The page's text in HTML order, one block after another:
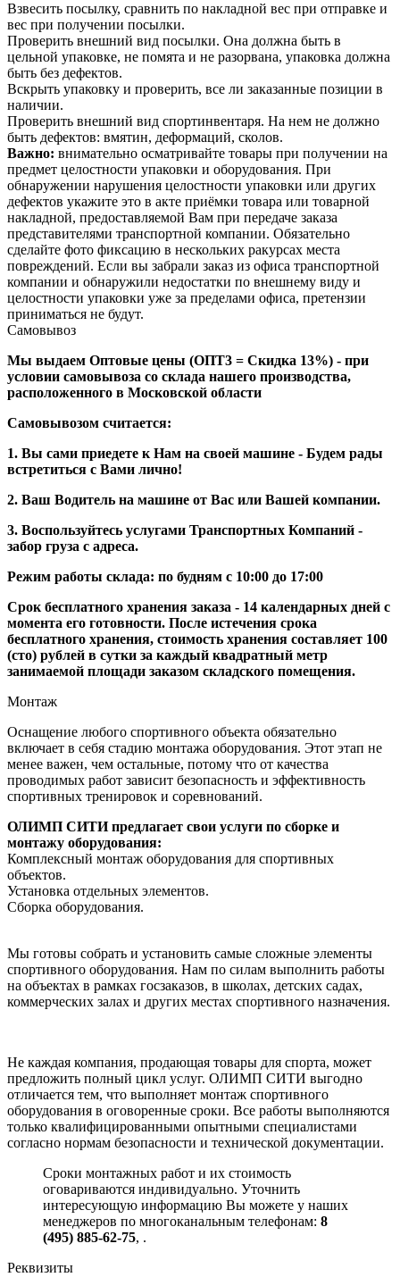
Взвесить посылку, сравнить по накладной вес при отправке и
вес при получении посылки.
Проверить внешний вид посылки. Она должна быть в
цельной упаковке, не помята и не разорвана, упаковка должна
быть без дефектов.
Вскрыть упаковку и проверить, все ли заказанные позиции в
наличии.
Проверить внешний вид спортинвентаря. На нем не должно
быть дефектов: вмятин, деформаций, сколов.
Важно: внимательно осматривайте товары при получении на
предмет целостности упаковки и оборудования. При
обнаружении нарушения целостности упаковки или других
дефектов укажите это в акте приёмки товара или товарной
накладной, предоставляемой Вам при передаче заказа
представителями транспортной компании. Обязательно
сделайте фото фиксацию в нескольких ракурсах места
повреждений. Если вы забрали заказ из офиса транспортной
компании и обнаружили недостатки по внешнему виду и
целостности упаковки уже за пределами офиса, претензии
приниматься не будут.
Самовывоз
Мы выдаем Оптовые цены (ОПТ3 = Скидка 13%) - при
условии самовывоза со склада нашего производства,
расположенного в Московской области
Самовывозом считается:
1. Вы сами приедете к Нам на своей машине - Будем рады
встретиться с Вами лично!
2. Ваш Водитель на машине от Вас или Вашей компании.
3. Воспользуйтесь услугами Транспортных Компаний -
забор груза с адреса.
Режим работы склада: по будням с 10:00 до 17:00
Срок бесплатного хранения заказа - 14 календарных дней с
момента его готовности. После истечения срока
бесплатного хранения, стоимость хранения составляет 100
(сто) рублей в сутки за каждый квадратный метр
занимаемой площади заказом складского помещения.
Монтаж
Оснащение любого спортивного объекта обязательно
включает в себя стадию монтажа оборудования. Этот этап не
менее важен, чем остальные, потому что от качества
проводимых работ зависит безопасность и эффективность
спортивных тренировок и соревнований.
ОЛИМП СИТИ предлагает свои услуги по сборке и
монтажу оборудования:
Комплексный монтаж оборудования для спортивных
объектов.
Установка отдельных элементов.
Сборка оборудования.
Мы готовы собрать и установить самые сложные элементы
спортивного оборудования. Нам по силам выполнить работы
на объектах в рамках госзаказов, в школах, детских садах,
коммерческих залах и других местах спортивного назначения.
Не каждая компания, продающая товары для спорта, может
предложить полный цикл услуг. ОЛИМП СИТИ выгодно
отличается тем, что выполняет монтаж спортивного
оборудования в оговоренные сроки. Все работы выполняются
только квалифицированными опытными специалистами
согласно нормам безопасности и технической документации.
Сроки монтажных работ и их стоимость
оговариваются индивидуально. Уточнить
интересующую информацию Вы можете у наших
менеджеров по многоканальным телефонам: 8
(495) 885-62-75, .
Реквизиты